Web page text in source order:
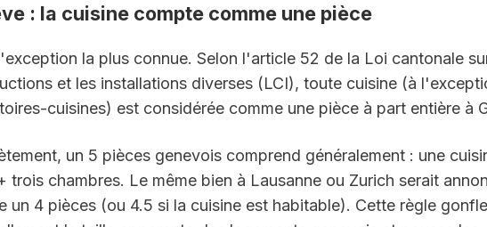
: la cuisine compte comme une pièce
la plus connue. Selon l'article 52 de la Loi cantonale
et les installations diverses (LCI), toute cuisine (à
cuisines) est considérée comme une pièce à part entière à
un 5 pièces genevois comprend généralement : une
trois chambres. Le même bien à Lausanne ou Zurich serait
un 4 pièces (ou 4.5 si la cuisine est habitable). Cette règle gonfle